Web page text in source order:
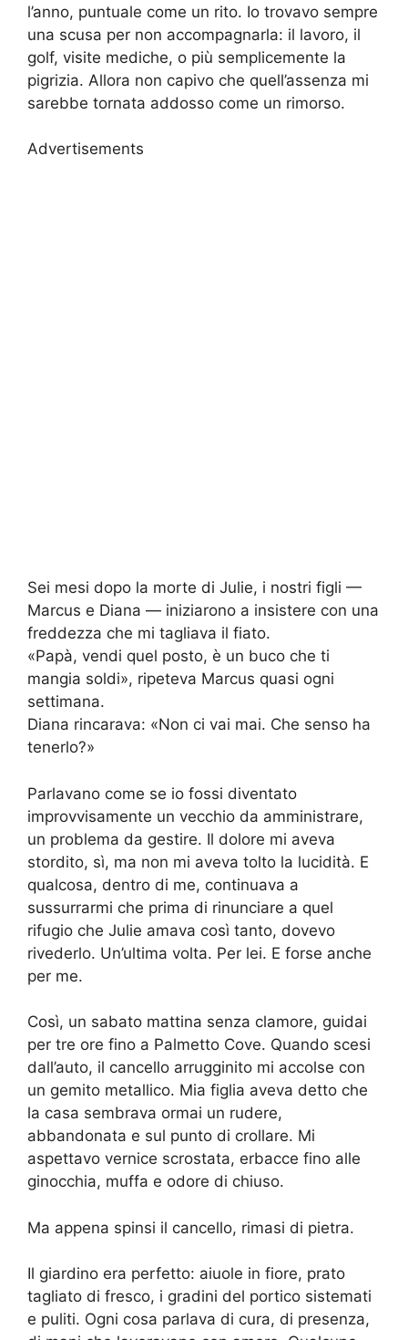
l’anno, puntuale come un rito. Io trovavo sempre
una scusa per non accompagnarla: il lavoro, il
golf, visite mediche, o più semplicemente la
pigrizia. Allora non capivo che quell’assenza mi
sarebbe tornata addosso come un rimorso.
Advertisements
Sei mesi dopo la morte di Julie, i nostri figli —
Marcus e Diana — iniziarono a insistere con una
freddezza che mi tagliava il fiato.
«Papà, vendi quel posto, è un buco che ti
mangia soldi», ripeteva Marcus quasi ogni
settimana.
Diana rincarava: «Non ci vai mai. Che senso ha
tenerlo?»
Parlavano come se io fossi diventato
improvvisamente un vecchio da amministrare,
un problema da gestire. Il dolore mi aveva
stordito, sì, ma non mi aveva tolto la lucidità. E
qualcosa, dentro di me, continuava a
sussurrarmi che prima di rinunciare a quel
rifugio che Julie amava così tanto, dovevo
rivederlo. Un’ultima volta. Per lei. E forse anche
per me.
Così, un sabato mattina senza clamore, guidai
per tre ore fino a Palmetto Cove. Quando scesi
dall’auto, il cancello arrugginito mi accolse con
un gemito metallico. Mia figlia aveva detto che
la casa sembrava ormai un rudere,
abbandonata e sul punto di crollare. Mi
aspettavo vernice scrostata, erbacce fino alle
ginocchia, muffa e odore di chiuso.
Ma appena spinsi il cancello, rimasi di pietra.
Il giardino era perfetto: aiuole in fiore, prato
tagliato di fresco, i gradini del portico sistemati
e puliti. Ogni cosa parlava di cura, di presenza,